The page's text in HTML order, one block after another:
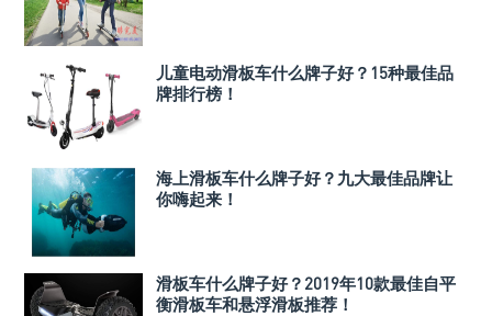
儿童电动滑板车什么牌子好？15种最佳品
牌排行榜！
海上滑板车什么牌子好？九大最佳品牌让
你嗨起来！
滑板车什么牌子好？2019年10款最佳自平
衡滑板车和悬浮滑板推荐！